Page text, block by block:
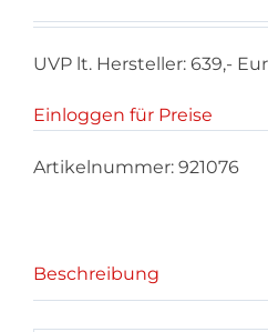
UVP lt. Hersteller: 639,-
Einloggen für Preise
Artikelnummer: 921076
Beschreibung